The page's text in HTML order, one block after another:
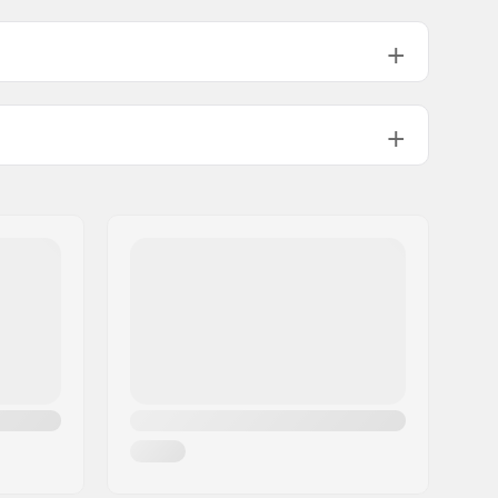
9.25" (23.5cm)
978g
11°